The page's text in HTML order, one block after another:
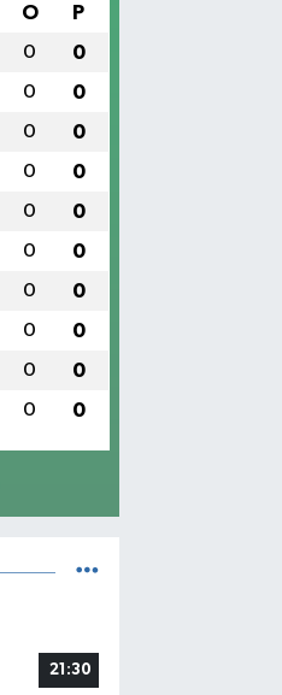
O P
0 0
0 0
0 0
0 0
0 0
0 0
0 0
0 0
0 0
0 0
21:30